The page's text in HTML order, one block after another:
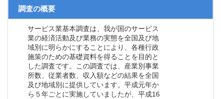
調査の概要
サービス業基本調査は、我が国のサービス
業の経済活動及び業務の実態を全国及び地
域別に明らかにすることにより、各種行政
施策のための基礎資料を得ることを目的と
した調査です。この調査では、産業別事業
所数、従業者数、収入額などの結果を全国
及び地域別に提供しています。平成元年か
ら５年ごとに実施していましたが、平成16